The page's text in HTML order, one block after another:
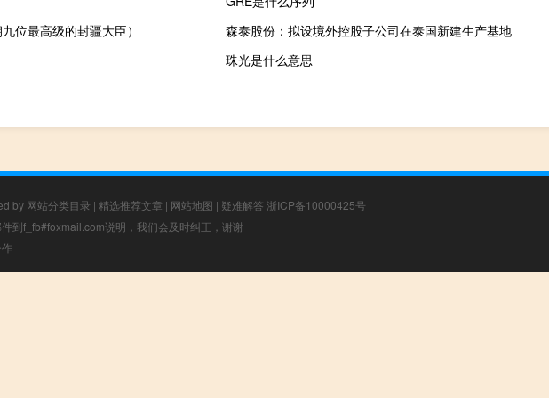
位最高级的封疆大臣）
森泰股份：拟设境外控股子公司在泰国新建生产基地
珠光是什么意思
by 网站分类目录 | 精选推荐文章 | 网站地图 | 疑难解答 浙ICP备10000425号
到f_fb#foxmail.com说明，我们会及时纠正，谢谢